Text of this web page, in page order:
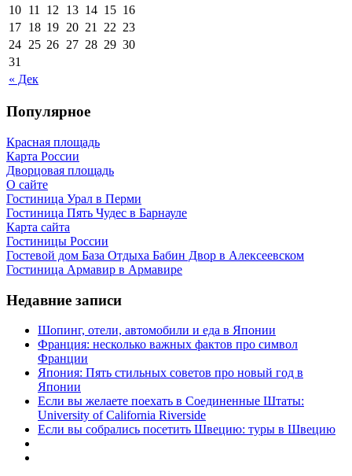
« Дек
10 11 12 13 14 15 16
17 18 19 20 21 22 23
24 25 26 27 28 29 30
31
Популярное
Красная площадь
Карта России
Дворцовая площадь
О сайте
Гостиница Урал в Перми
Гостиница Пять Чудес в Барнауле
Карта сайта
Гостиницы России
Гостевой дом База Отдыха Бабин Двор в Алексеевском
Гостиница Армавир в Армавире
Недавние записи
Шопинг, отели, автомобили и еда в Японии
Франция: несколько важных фактов про символ
Франции
Япония: Пять стильных советов про новый год в
Японии
Если вы желаете поехать в Соединенные Штаты:
University of California Riverside
Если вы собрались посетить Швецию: туры в Швецию